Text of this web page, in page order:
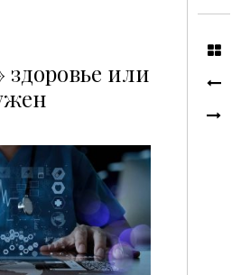
здоровье или